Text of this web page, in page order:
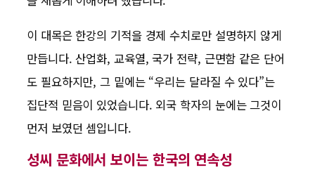
이 대목은 한강의 기적을 경제 수치로만 설명하지 않게
만듭니다. 산업화, 교육열, 국가 전략, 근면함 같은 단어
도 필요하지만, 그 밑에는 “우리는 달라질 수 있다”는
집단적 믿음이 있었습니다. 외국 학자의 눈에는 그것이
먼저 보였던 셈입니다.
성씨 문화에서 보이는 한국의 연속성